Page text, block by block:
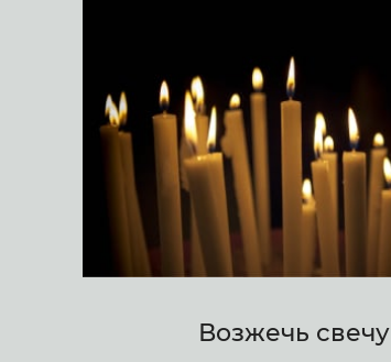
Возжечь свечу